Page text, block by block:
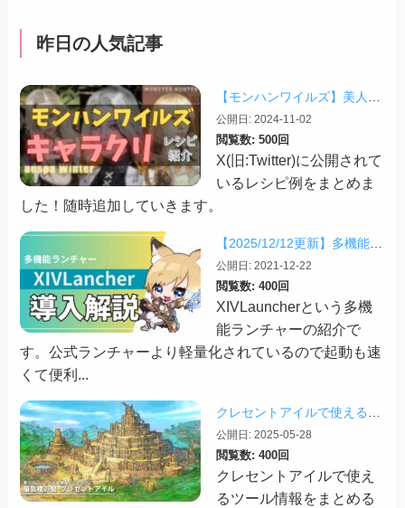
昨日の人気記事
公開日: 2024-11-02
閲覧数: 500回
X(旧:Twitter)に公開されて
いるレシピ例をまとめま
した！随時追加していきます。
【2025/12/12更新】多機能ランチャー「XIVLauncher」の導入方法・使い方について
公開日: 2021-12-22
閲覧数: 400回
XIVLauncherという多機
能ランチャーの紹介で
す。公式ランチャーより軽量化されているので起動も速
くて便利...
公開日: 2025-05-28
閲覧数: 400回
クレセントアイルで使え
るツール情報をまとめる